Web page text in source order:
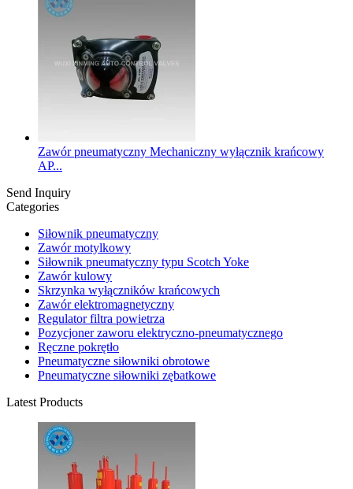
Zawór pneumatyczny Mechaniczny wyłącznik krańcowy
AP...
Send Inquiry
Categories
Siłownik pneumatyczny
Zawór motylkowy
Siłownik pneumatyczny typu Scotch Yoke
Zawór kulowy
Skrzynka wyłączników krańcowych
Zawór elektromagnetyczny
Regulator filtra powietrza
Pozycjoner zaworu elektryczno-pneumatycznego
Ręczne pokrętło
Pneumatyczne siłowniki obrotowe
Pneumatyczne siłowniki zębatkowe
Latest Products